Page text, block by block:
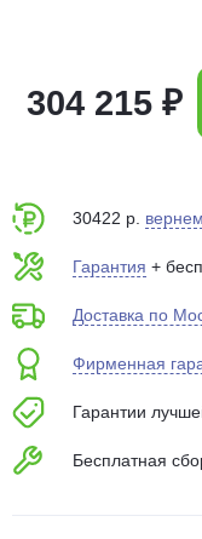
304 215 ₽
30422 р.
Гарантия +
Доставка по
Фирменная
Гарантии
Бесплатная
выбранный
Подробнее